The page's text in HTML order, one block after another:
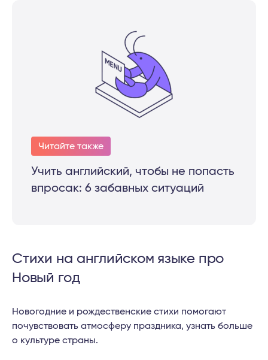
Читайте также
Учить английский, чтобы не попасть
впросак: 6 забавных ситуаций
Стихи на английском языке про
Новый год
Новогодние и рождественские стихи помогают
почувствовать атмосферу праздника, узнать больше
о культуре страны.